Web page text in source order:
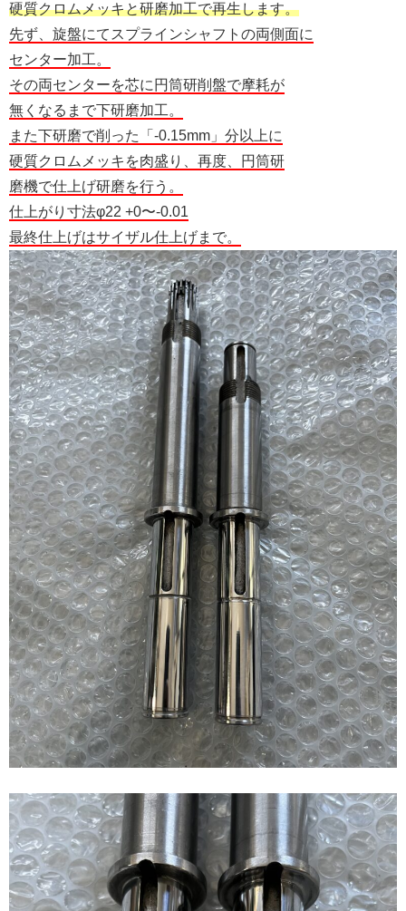
硬質クロムメッキと研磨加工で再生します。
先ず、旋盤にてスプラインシャフトの両側面に
センター加工。
その両センターを芯に円筒研削盤で摩耗が
無くなるまで下研磨加工。
また下研磨で削った「-0.15mm」分以上に
硬質クロムメッキを肉盛り、再度、円筒研
磨機で仕上げ研磨を行う。
仕上がり寸法φ22 +0〜-0.01
最終仕上げはサイザル仕上げまで。